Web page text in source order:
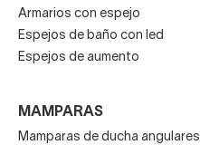
Armarios con espejo
Espejos de baño con led
Espejos de aumento
MAMPARAS
Mamparas de ducha angulares